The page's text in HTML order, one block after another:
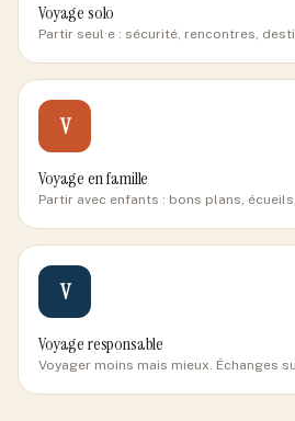
Voyage solo
Partir seul·e : sécurité, rencontres,
V
Voyage en famille
Partir avec enfants : bons plans,
V
Voyage responsable
Voyager moins mais mieux. Échanges